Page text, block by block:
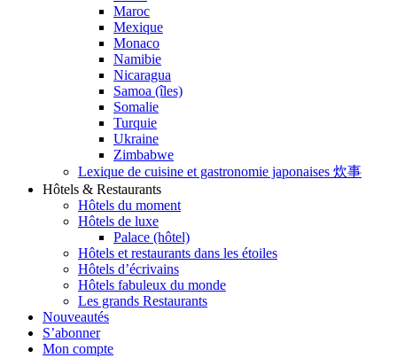
Maroc
Mexique
Monaco
Namibie
Nicaragua
Samoa (îles)
Somalie
Turquie
Ukraine
Zimbabwe
Lexique de cuisine et gastronomie japonaises 炊事
Hôtels & Restaurants
Hôtels du moment
Hôtels de luxe
Palace (hôtel)
Hôtels et restaurants dans les étoiles
Hôtels d’écrivains
Hôtels fabuleux du monde
Les grands Restaurants
Nouveautés
S’abonner
Mon compte